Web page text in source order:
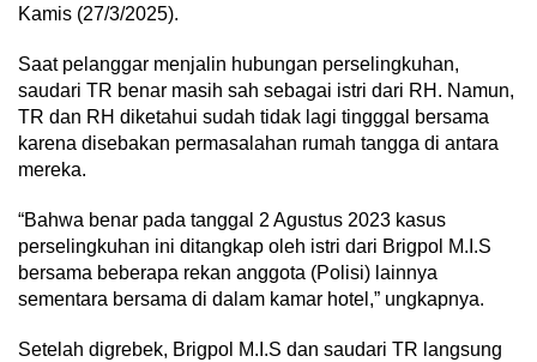
Kamis (27/3/2025).
Saat pelanggar menjalin hubungan perselingkuhan,
saudari TR benar masih sah sebagai istri dari RH. Namun,
TR dan RH diketahui sudah tidak lagi tingggal bersama
karena disebakan permasalahan rumah tangga di antara
mereka.
“Bahwa benar pada tanggal 2 Agustus 2023 kasus
perselingkuhan ini ditangkap oleh istri dari Brigpol M.I.S
bersama beberapa rekan anggota (Polisi) lainnya
sementara bersama di dalam kamar hotel,” ungkapnya.
Setelah digrebek, Brigpol M.I.S dan saudari TR langsung